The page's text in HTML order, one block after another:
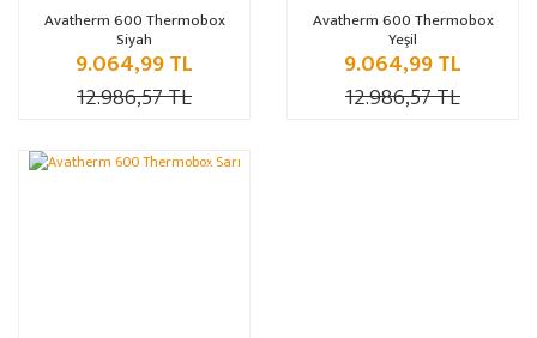
Avatherm 600 Thermobox
Siyah
9.064,99 TL
12.986,57 TL
Avatherm 600 Thermobox
Yeşil
9.064,99 TL
12.986,57 TL
%30